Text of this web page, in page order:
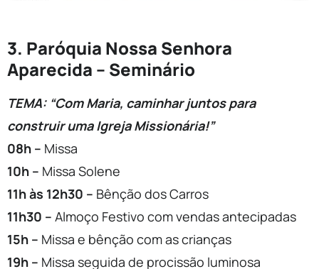
3. Paróquia Nossa Senhora
Aparecida – Seminário
TEMA: “Com Maria, caminhar juntos para
construir uma Igreja Missionária!”
08h – Missa
10h – Missa Solene
11h às 12h30 – Bênção dos Carros
11h30 – Almoço Festivo com vendas antecipadas
15h – Missa e bênção com as crianças
19h – Missa seguida de procissão luminosa